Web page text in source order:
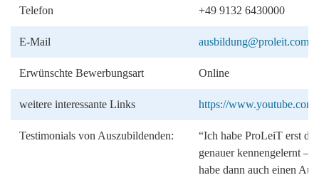
Telefon +49 9132 6430000
E-Mail ausbildung@proleit.com
Erwünschte Bewerbungsart Online
weitere interessante Links https://
Testimonials von Auszubildenden:
“Ich habe ProLeiT erst
genauer kennengelernt –
habe dann auch einen